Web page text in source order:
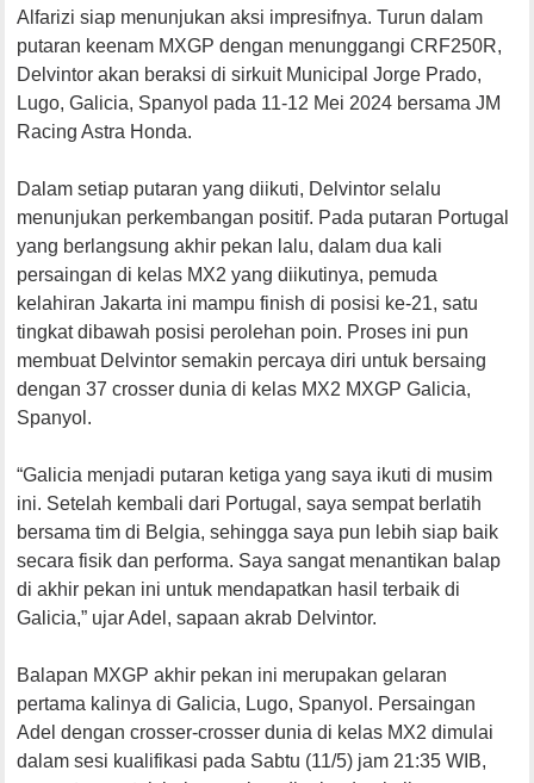
Alfarizi siap menunjukan aksi impresifnya. Turun dalam
putaran keenam MXGP dengan menunggangi CRF250R,
Delvintor akan beraksi di sirkuit Municipal Jorge Prado,
Lugo, Galicia, Spanyol pada 11-12 Mei 2024 bersama JM
Racing Astra Honda.
Dalam setiap putaran yang diikuti, Delvintor selalu
menunjukan perkembangan positif. Pada putaran Portugal
yang berlangsung akhir pekan lalu, dalam dua kali
persaingan di kelas MX2 yang diikutinya, pemuda
kelahiran Jakarta ini mampu finish di posisi ke-21, satu
tingkat dibawah posisi perolehan poin. Proses ini pun
membuat Delvintor semakin percaya diri untuk bersaing
dengan 37 crosser dunia di kelas MX2 MXGP Galicia,
Spanyol.
“Galicia menjadi putaran ketiga yang saya ikuti di musim
ini. Setelah kembali dari Portugal, saya sempat berlatih
bersama tim di Belgia, sehingga saya pun lebih siap baik
secara fisik dan performa. Saya sangat menantikan balap
di akhir pekan ini untuk mendapatkan hasil terbaik di
Galicia,” ujar Adel, sapaan akrab Delvintor.
Balapan MXGP akhir pekan ini merupakan gelaran
pertama kalinya di Galicia, Lugo, Spanyol. Persaingan
Adel dengan crosser-crosser dunia di kelas MX2 dimulai
dalam sesi kualifikasi pada Sabtu (11/5) jam 21:35 WIB,